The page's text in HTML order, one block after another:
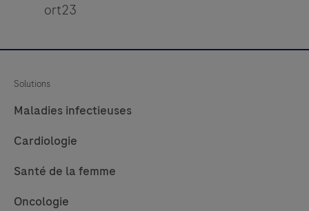
ort23
Solutions
Maladies infectieuses
Cardiologie
Santé de la femme
Oncologie